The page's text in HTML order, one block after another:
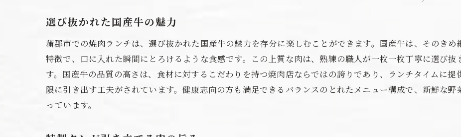
国産牛の特徴と美味しさ
タレと肉の絶妙なハーモニー
人気のタレランキング
地域限定の特製タレの秘密
選び抜かれた国産牛の魅力
蒲郡市での焼肉ランチは、選び抜かれた国産牛の魅力を存分に楽しむことができます。国産牛は、そのき
特徴で、口に入れた瞬間にとろけるような食感です。この上質な肉は、熟練の職人が一枚一枚丁寧に選び
す。国産牛の品質の高さは、食材に対するこだわりを持つ焼肉店ならではの誇りであり、ランチタイムに
限に引き出す工夫がされています。健康志向の方も満足できるバランスのとれたメニュー構成で、新鮮な
っています。